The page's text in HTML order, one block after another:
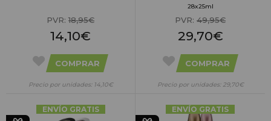
PVR: 18,95€
14,10€
COMPRAR
Precio por unidades: 14,10€
28x25ml
PVR: 49,95€
29,70€
COMPRAR
Precio por unidades: 29,70€
ENVÍO GRATIS ENVÍO GRATIS